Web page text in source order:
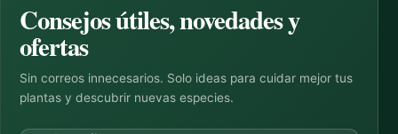
Consejos útiles, novedades y
ofertas
Sin correos innecesarios. Solo ideas para cuidar mejor tus
plantas y descubrir nuevas especies.